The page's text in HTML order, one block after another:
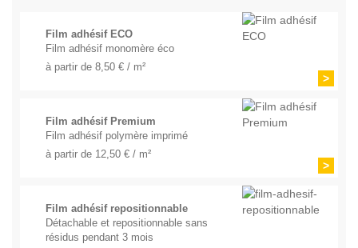
Film adhésif ECO
Film adhésif monomère éco
à partir de 8,50 € / m²
>
Film adhésif Premium
Film adhésif polymère imprimé
à partir de 12,50 € / m²
>
Film adhésif repositionnable
Détachable et repositionnable sans
résidus pendant 3 mois